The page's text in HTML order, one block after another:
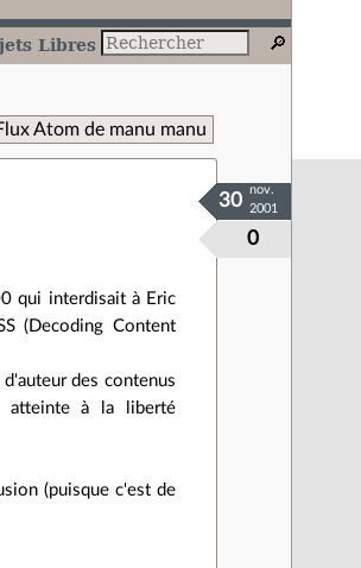
Libres
Atom de manu manu
0
30
nov.
2001
qui interdisait à Eric
(Decoding Content
des contenus
atteinte à la liberté
(puisque c'est de